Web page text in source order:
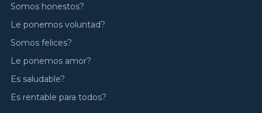
Somos honestos?
Le ponemos voluntad?
Somos felices?
Le ponemos amor?
Es saludable?
Es rentable para todos?